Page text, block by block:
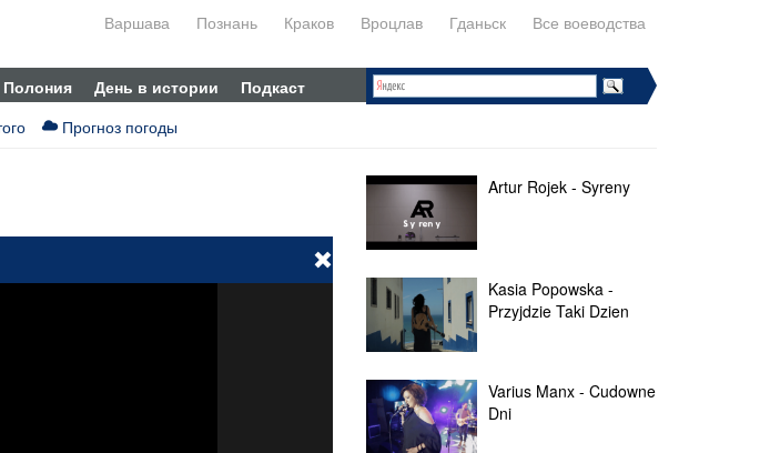
Варшава Познань Краков Вроцлав Гданьск Все воеводства
Полония День в истории
Подкаст
Прогноз погоды
Artur Rojek - Syreny
Kasia Popowska -
Przyjdzie Taki Dzien
Varius Manx - Cudowne
Dni